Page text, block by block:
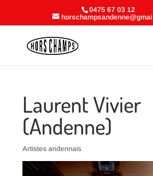
0475 67 03 12
Laurent Vivier
(Andenne)
Artistes andennais